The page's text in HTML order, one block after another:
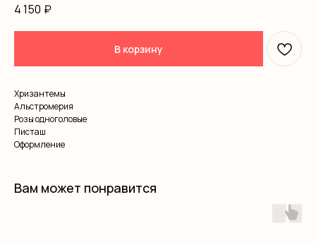
4 150 ₽
В корзину
Хризантемы
Альстромерия
Розы одноголовые
Писташ
Оформление
Вам может понравится